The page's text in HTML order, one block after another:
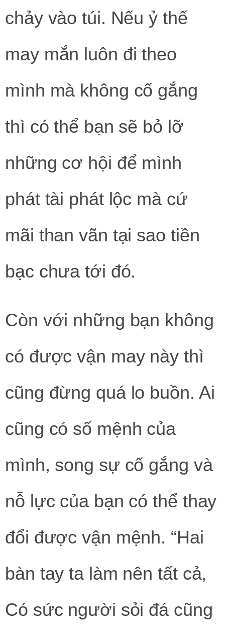
chảy vào túi. Nếu ỷ thế
may mắn luôn đi theo
mình mà không cố gắng
thì có thể bạn sẽ bỏ lỡ
những cơ hội để mình
phát tài phát lộc mà cứ
mãi than vãn tại sao tiền
bạc chưa tới đó.
Còn với những bạn không
có được vận may này thì
cũng đừng quá lo buồn. Ai
cũng có số mệnh của
mình, song sự cố gắng và
nỗ lực của bạn có thể thay
đổi được vận mệnh. “Hai
bàn tay ta làm nên tất cả,
Có sức người sỏi đá cũng